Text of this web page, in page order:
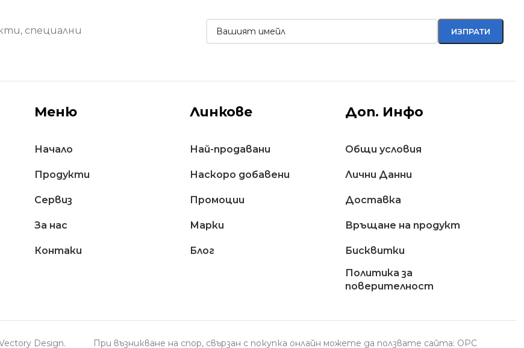
специални
Меню
Начало
Продукти
Сервиз
За нас
Контаки
Линкове
Най-продавани
Наскоро добавени
Промоции
Марки
Блог
Доп. Инфо
Общи условия
Лични Данни
Доставкa
Връщане на продукт
Бисквитки
Политика за
поверителност
Design. При възникване на спор, свързан с покупка онлайн можете да ползвате сайта: ОРС